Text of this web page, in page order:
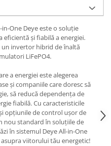
One Deye este o soluție
și fiabilă a energiei.
invertor hibrid de înaltă
LiFePO4.
a energiei este alegerea
și companiile care doresc să
să reducă dependența de
fiabilă. Cu caracteristicile
opțiunile de control ușor de
nou standard în soluțiile de
în sistemul Deye All-in-One
viitorului tău energetic!